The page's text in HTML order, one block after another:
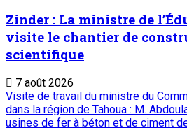
Zinder : La ministre de
visite le chantier de
scientifique
7 août 2026
Visite de travail du ministre du
dans la région de Tahoua : M.
usines de fer à béton et de ciment